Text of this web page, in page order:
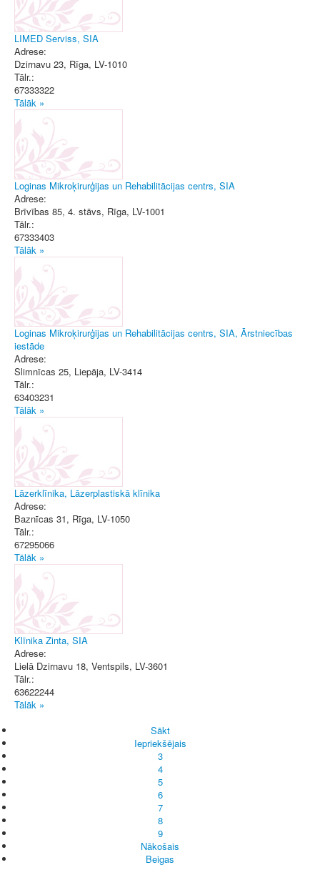
LIMED Serviss, SIA
Adrese:
Dzirnavu 23, Rīga, LV-1010
Tālr.:
67333322
Tālāk »
Loginas Mikroķirurģijas un Rehabilitācijas centrs, SIA
Adrese:
Brīvības 85, 4. stāvs, Rīga, LV-1001
Tālr.:
67333403
Tālāk »
Loginas Mikroķirurģijas un Rehabilitācijas centrs, SIA, Ārstniecības
iestāde
Adrese:
Slimnīcas 25, Liepāja, LV-3414
Tālr.:
63403231
Tālāk »
Lāzerklīnika, Lāzerplastiskā klīnika
Adrese:
Baznīcas 31, Rīga, LV-1050
Tālr.:
67295066
Tālāk »
Klīnika Zinta, SIA
Adrese:
Lielā Dzirnavu 18, Ventspils, LV-3601
Tālr.:
63622244
Tālāk »
Sākt
Iepriekšējais
3
4
5
6
7
8
9
Nākošais
Beigas